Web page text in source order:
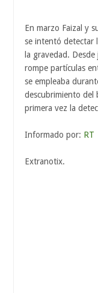
En marzo Faizal y
se intentó detectar
la gravedad.
rompe partículas
se empleaba
descubrimiento del
primera vez la
Informado por: RT
Extranotix.